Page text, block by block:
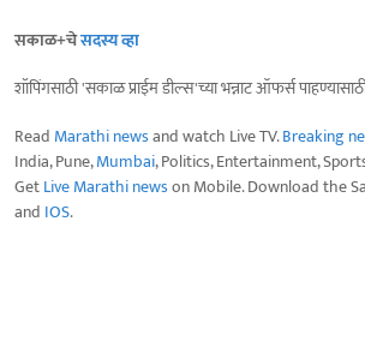
सकाळ+चेसदस्य व्हा
शॉपिंगसाठी 'सकाळ प्राईम डील्स'च्या भन्नाट ऑफर्स
Read Marathi newsand watch Live TV.Breaking
India, Pune,Mumbai, Politics, Entertainment,
GetLive Marathi newson Mobile. Download the
and IOS.